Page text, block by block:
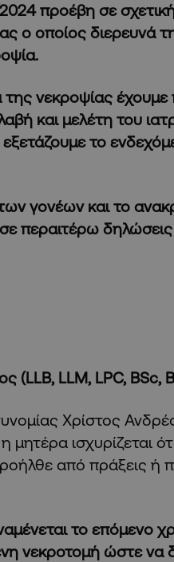
προέβη σε
ο οποίος διερευνά
νεκροψίας έχουμε
και μελέτη του
το
γονέων και το
περαιτέρω δηλώσεις
(LLB, LLM, LPC, BSc,
Χρίστος
η μητέρα ισχυρίζεται
από πράξεις ή
το επόμενο
νεκροτομή ώστε να